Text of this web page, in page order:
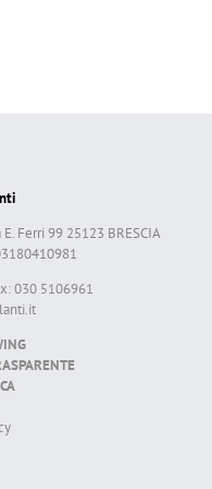
Ferri 99 25123 BRESCIA
030 5106961